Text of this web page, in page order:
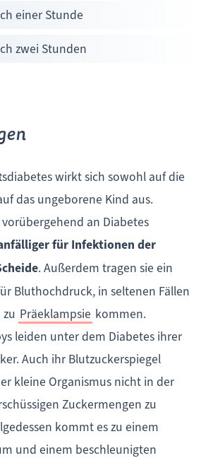
einer Stunde
zwei Stunden
wirkt sich sowohl auf die
das ungeborene Kind aus.
an Diabetes
für Infektionen der
. Außerdem tragen sie ein
Bluthochdruck, in seltenen Fällen
Präeklampsie kommen.
leiden unter dem Diabetes ihrer
Auch ihr Blutzuckerspiegel
kleine Organismus nicht in der
Zuckermengen zu
kommt es zu einem
und einem beschleunigten